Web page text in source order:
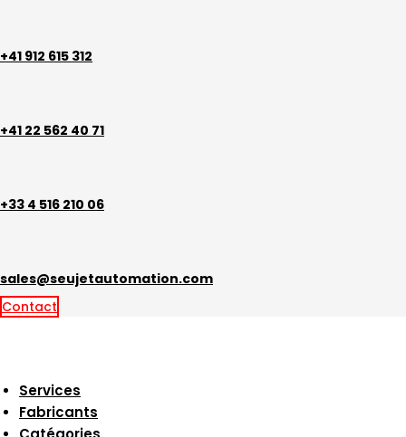
contenu
+41 912 615 312
+41 22 562 40 71
+33 4 516 210 06
sales@seujetautomation.com
Contact
Services
Fabricants